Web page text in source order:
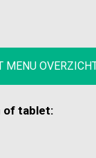
MENU
of tablet: